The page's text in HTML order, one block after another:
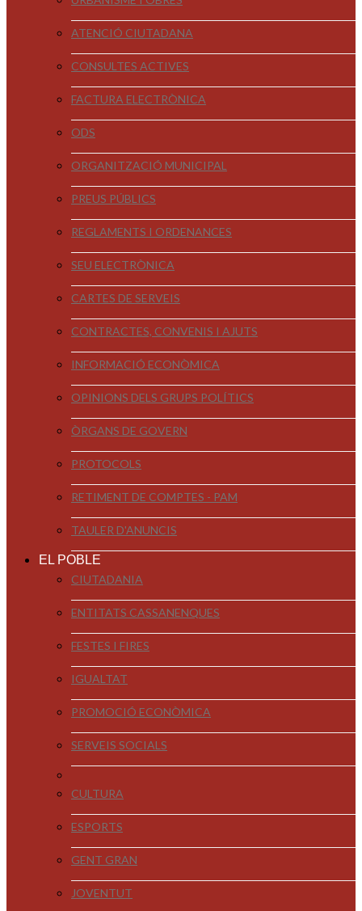
ATENCIÓ CIUTADANA
CONSULTES ACTIVES
FACTURA ELECTRÒNICA
ODS
ORGANITZACIÓ MUNICIPAL
PREUS PÚBLICS
REGLAMENTS I ORDENANCES
SEU ELECTRÒNICA
CARTES DE SERVEIS
CONTRACTES, CONVENIS I AJUTS
INFORMACIÓ ECONÒMICA
OPINIONS DELS GRUPS POLÍTICS
ÒRGANS DE GOVERN
PROTOCOLS
RETIMENT DE COMPTES - PAM
TAULER D'ANUNCIS
EL POBLE
CIUTADANIA
ENTITATS CASSANENQUES
FESTES I FIRES
IGUALTAT
PROMOCIÓ ECONÒMICA
SERVEIS SOCIALS
CULTURA
ESPORTS
GENT GRAN
JOVENTUT